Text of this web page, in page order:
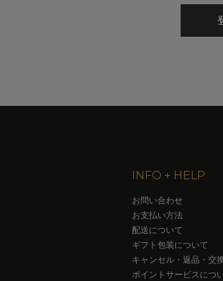
INFO + HELP
お問い合わせ
お支払い方法
配送について
ギフト包装について
キャンセル・返品・交
ポイントサービスにつ